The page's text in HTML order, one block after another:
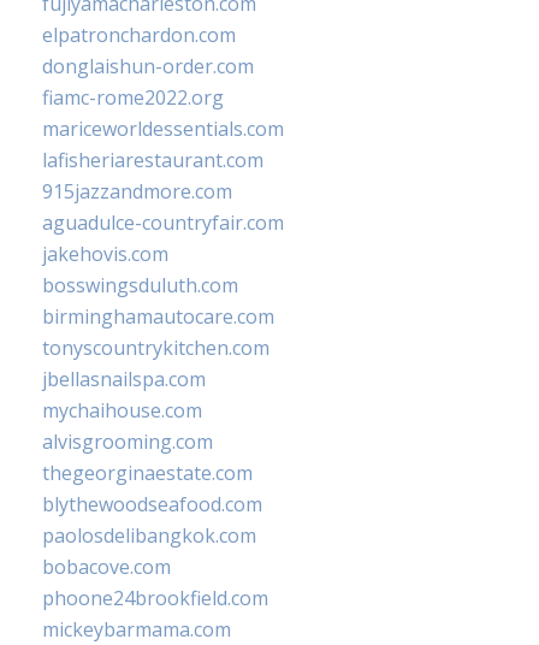
elpatronchardon.com
donglaishun-order.com
fiamc-rome2022.org
mariceworldessentials.com
lafisheriarestaurant.com
915jazzandmore.com
aguadulce-countryfair.com
jakehovis.com
bosswingsduluth.com
birminghamautocare.com
tonyscountrykitchen.com
jbellasnailspa.com
mychaihouse.com
alvisgrooming.com
thegeorginaestate.com
blythewoodseafood.com
paolosdelibangkok.com
bobacove.com
phoone24brookfield.com
mickeybarmama.com